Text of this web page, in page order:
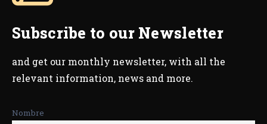
Subscribe to our Newsletter
and get our monthly newsletter, with all the
relevant information, news and more.
Nombre